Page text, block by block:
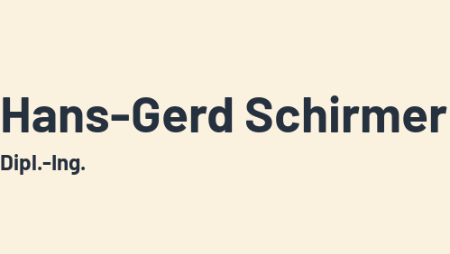
Hans-Gerd Schirmer
Dipl.-Ing.